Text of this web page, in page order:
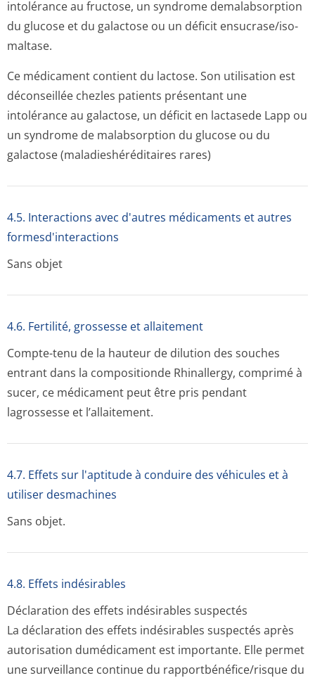
intolérance au fructose, un syndrome demalabsorption
du glucose et du galactose ou un déficit ensucrase/iso­
maltase.
Ce médicament contient du lactose. Son utilisation est
déconseillée chezles patients présentant une
intolérance au galactose, un déficit en lactasede Lapp ou
un syndrome de malabsorption du glucose ou du
galactose (maladieshéré­ditaires rares)
4.5. Interactions avec d'autres médicaments et autres
formesd'interactions
Sans objet
4.6. Fertilité, grossesse et allaitement
Compte-tenu de la hauteur de dilution des souches
entrant dans la compositionde Rhinallergy, comprimé à
sucer, ce médicament peut être pris pendant
lagrossesse et l’allaitement.
4.7. Effets sur l'aptitude à conduire des véhicules et à
utiliser desmachines
Sans objet.
4.8. Effets indésirables
Déclaration des effets indésirables suspectés
La déclaration des effets indésirables suspectés après
autorisation dumédicament est importante. Elle permet
une surveillance continue du rapportbénéfi­ce/risque du